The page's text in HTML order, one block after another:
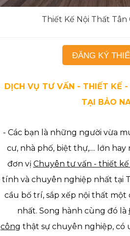
Thiết Kế Nội Thất
ĐĂNG KÝ
DỊCH VỤ TƯ VẤN - THIẾT KẾ
TẠI BẢO
- Các bạn là những người vừa
cư, nhà phố, biệt thự,.... lớn
đơn vị Chuyên tư vấn - thiết
tính và chuyên nghiệp nhất tại
cầu bố trí, sắp xếp nội thất một
nhất. Song hành cùng đó là
công thật sự chuyên nghiệp, có